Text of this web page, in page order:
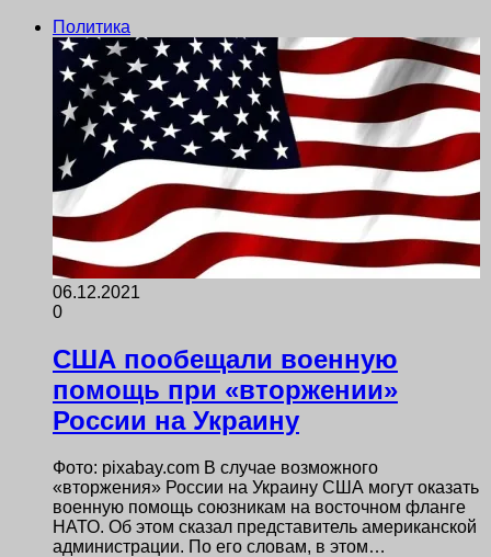
Политика
06.12.2021
0
США пообещали военную
помощь при «вторжении»
России на Украину
Фото: pixabay.com В случае возможного
«вторжения» России на Украину США могут оказать
военную помощь союзникам на восточном фланге
НАТО. Об этом сказал представитель американской
администрации. По его словам, в этом…